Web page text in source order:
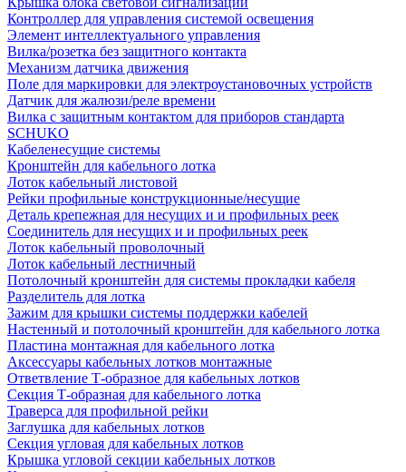
Контроллер для управления системой освещения
Элемент интеллектуального управления
Вилка/розетка без защитного контакта
Механизм датчика движения
Поле для маркировки для электроустановочных устройств
Датчик для жалюзи/реле времени
Вилка с защитным контактом для приборов стандарта
SCHUKO
Кабеленесущие системы
Кронштейн для кабельного лотка
Лоток кабельный листовой
Рейки профильные конструкционные/несущие
Деталь крепежная для несущих и и профильных реек
Соединитель для несущих и и профильных реек
Лоток кабельный проволочный
Лоток кабельный лестничный
Потолочный кронштейн для системы прокладки кабеля
Разделитель для лотка
Зажим для крышки системы поддержки кабелей
Настенный и потолочный кронштейн для кабельного лотка
Пластина монтажная для кабельного лотка
Аксессуары кабельных лотков монтажные
Ответвление Т-образное для кабельных лотков
Секция Т-образная для кабельного лотка
Траверса для профильной рейки
Заглушка для кабельных лотков
Секция угловая для кабельных лотков
Крышка угловой секции кабельных лотков